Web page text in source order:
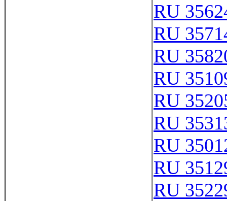
RU
RU
RU
RU
RU
RU
RU
RU
RU